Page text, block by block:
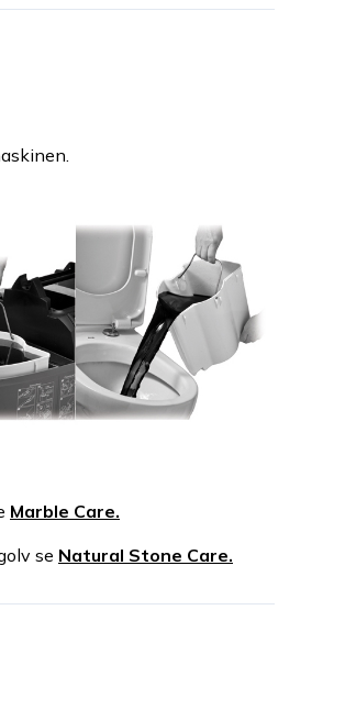
Marble Care.
se Natural Stone Care.